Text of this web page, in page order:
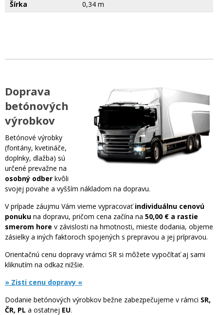
Šírka 0,34 m
Doprava
betónových
výrobkov
Betónové výrobky
(fontány, kvetináče,
doplnky, dlažba) sú
určené prevažne na
osobný odber kvôli
svojej povahe a vyšším nákladom na dopravu.
V prípade záujmu Vám vieme vypracovaťindividuálnu cenovú
ponuku na dopravu, pričom cena začína na 50,00 € a rastie
smerom hore v závislosti na hmotnosti, mieste dodania, objeme
zásielky a iných faktoroch spojených s prepravou a jej prípravou.
Orientačnú cenu dopravy vrámci SR si môžete vypočítať aj sami
kliknutím na odkaz nižšie.
» Zisti cenu dopravy «
Dodanie betónových výrobkov bežne zabezpečujeme v rámci SR,
ČR, PL a ostatnej EU.